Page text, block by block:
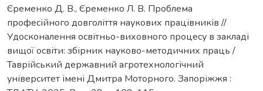
Єременко Д. В., Єременко Л. В. Проблема
професійного довголіття наукових працівників //
Удосконалення освітньо-виховного процесу в закладі
вищої освіти: збірник науково-методичних праць /
Таврійський державний агротехнологічний
університет імені Дмитра Моторного. Запоріжжя :